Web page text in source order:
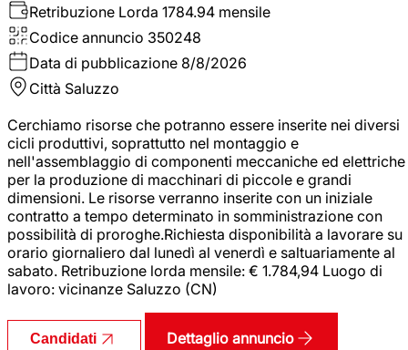
Retribuzione Lorda 1784.94 mensile
Codice annuncio 350248
Data di pubblicazione 8/8/2026
Città Saluzzo
Cerchiamo risorse che potranno essere inserite nei diversi
cicli produttivi, soprattutto nel montaggio e
nell'assemblaggio di componenti meccaniche ed elettriche
per la produzione di macchinari di piccole e grandi
dimensioni. Le risorse verranno inserite con un iniziale
contratto a tempo determinato in somministrazione con
possibilità di proroghe.Richiesta disponibilità a lavorare su
orario giornaliero dal lunedì al venerdì e saltuariamente al
sabato. Retribuzione lorda mensile: € 1.784,94 Luogo di
lavoro: vicinanze Saluzzo (CN)
Candidati Dettaglio annuncio